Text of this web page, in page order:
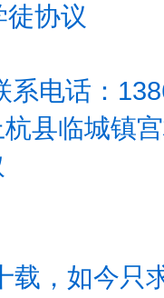
协议
系电话：
县临城镇
载，如今只